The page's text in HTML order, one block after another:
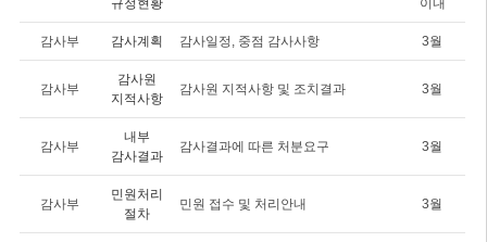
규정현황
이내
감사부 감사계획 감사일정, 중점 감사사항 3월
감사부
감사원
지적사항
감사원 지적사항 및 조치결과 3월
감사부
내부
감사결과
감사결과에 따른 처분요구 3월
감사부
민원처리
절차
민원 접수 및 처리안내 3월